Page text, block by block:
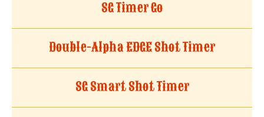
SG Timer Go
Double-Alpha EDGE Shot Timer
SG Smart Shot Timer